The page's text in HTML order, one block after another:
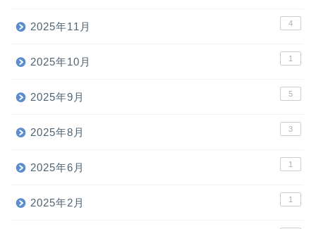
2025年11月 4
2025年10月 1
2025年9月 5
2025年8月 3
2025年6月 1
2025年2月 1